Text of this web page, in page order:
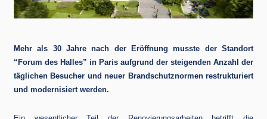
Mehr als 30 Jahre nach der Eröffnung musste der Standort
“Forum des Halles” in Paris aufgrund der steigenden Anzahl der
täglichen Besucher und neuer Brandschutznormen restrukturiert
und modernisiert werden.